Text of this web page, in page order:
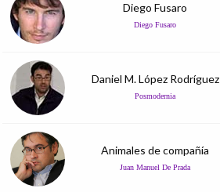
Diego Fusaro
Diego Fusaro
Daniel M. López Rodríguez
Posmodernia
Animales de compañía
Juan Manuel De Prada